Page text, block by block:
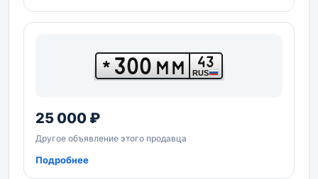
*300 ММ 43
RUS
25 000 ₽
Другое объявление этого продавца
Подробнее